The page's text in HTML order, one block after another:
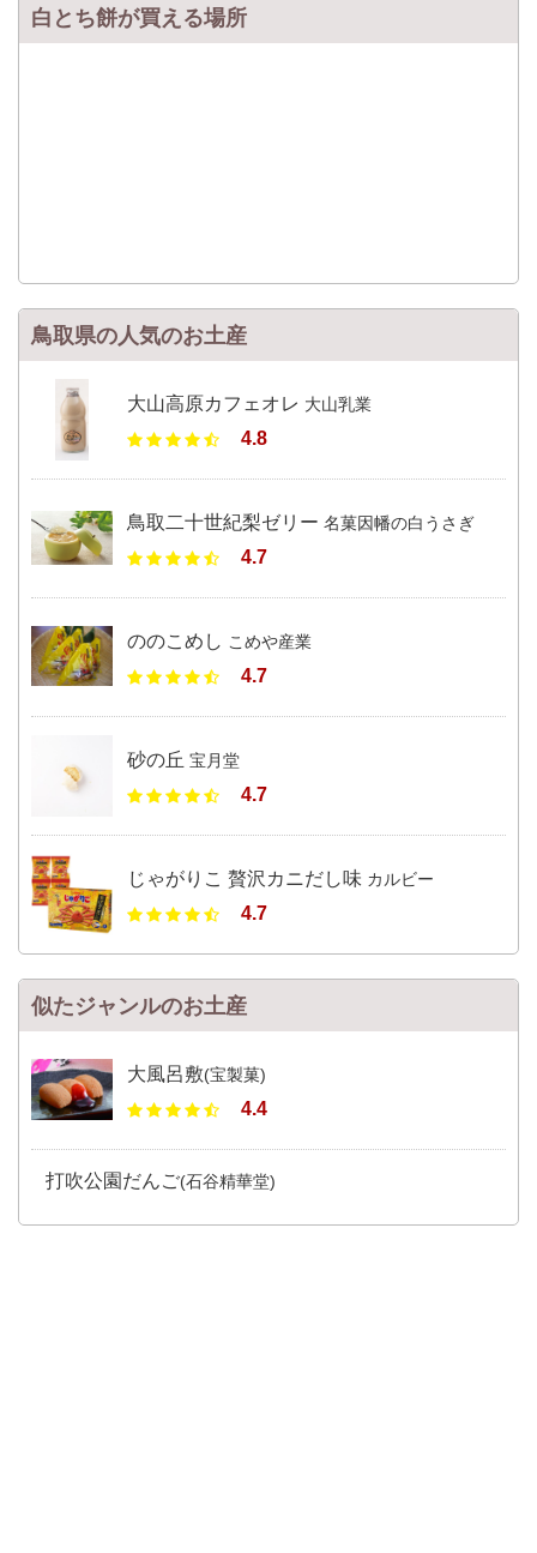
白とち餅が買える場所
鳥取県の人気のお土産
大山高原カフェオレ 大山乳業
4.8
鳥取二十世紀梨ゼリー 名菓因幡の白うさぎ
4.7
ののこめし こめや産業
4.7
砂の丘 宝月堂
4.7
じゃがりこ 贅沢カニだし味 カルビー
4.7
似たジャンルのお土産
大風呂敷(宝製菓)
4.4
打吹公園だんご(石谷精華堂)